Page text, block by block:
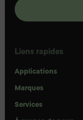
Liens rapides
Applications
Marques
Services